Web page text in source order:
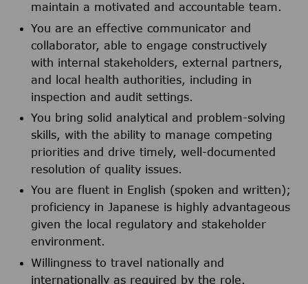
maintain a motivated and accountable team.
You are an effective communicator and
collaborator, able to engage constructively
with internal stakeholders, external partners,
and local health authorities, including in
inspection and audit settings.
You bring solid analytical and problem-solving
skills, with the ability to manage competing
priorities and drive timely, well-documented
resolution of quality issues.
You are fluent in English (spoken and written);
proficiency in Japanese is highly advantageous
given the local regulatory and stakeholder
environment.
Willingness to travel nationally and
internationally as required by the role.